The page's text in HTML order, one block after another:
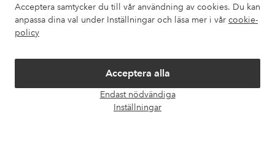
Acceptera samtycker du till vår användning av cookies. Du kan
anpassa dina val under Inställningar och läsa mer i vår cookie-
policy
Acceptera alla
Endast nödvändiga
Inställningar